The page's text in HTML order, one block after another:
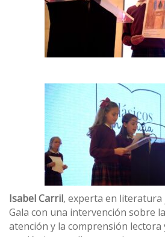
Isabel Carril, experta en
Gala con una intervención sobre
atención y la comprensión lectora